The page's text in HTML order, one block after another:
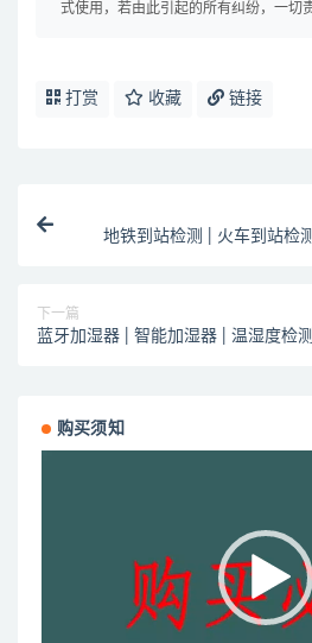
式使用，若由此引起的所有纠纷，一切
打赏 收藏 链接
地铁到站检测 | 火车到站检
下一篇
蓝牙加湿器 | 智能加湿器 | 温湿度检测
购买须知